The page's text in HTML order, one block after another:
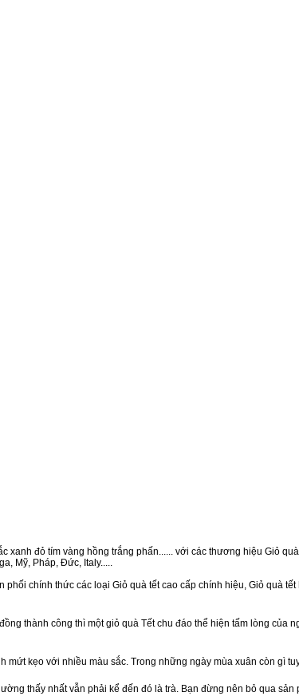
xanh đỏ tím vàng hồng trắng phấn...... với các thương hiệu Giỏ
Mỹ, Pháp, Đức, Italy.....
phối chính thức các loại Giỏ quà tết cao cấp chính hiệu, Giỏ quà
thành công thì một giỏ quà Tết chu đáo thể hiện tấm lòng của
mứt kẹo với nhiều màu sắc. Trong những ngày mùa xuân còn gì
thấy nhất vẫn phải kể đến đó là trà. Bạn đừng nên bỏ qua